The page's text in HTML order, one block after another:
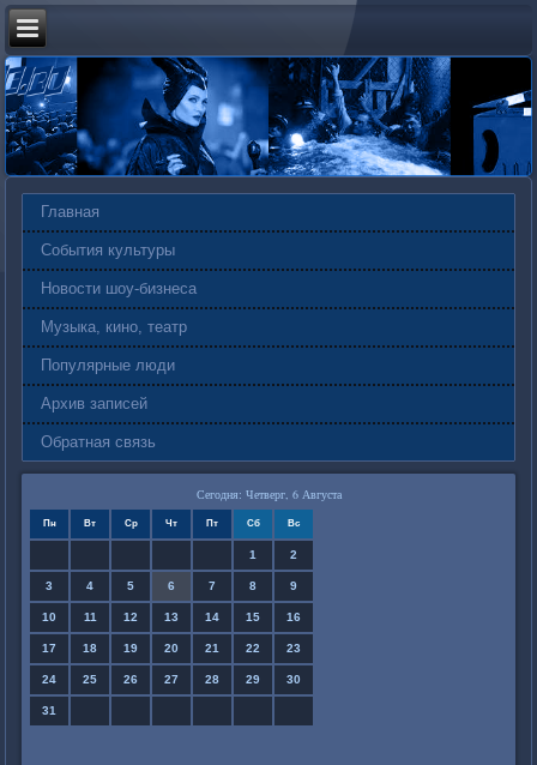
Главная
События культуры
Новости шоу-бизнеса
Музыка, кино, театр
Популярные люди
Архив записей
Обратная связь
Сегодня: Четверг, 6 Августа
Пн Вт Ср Чт Пт Сб Вс
1 2
3 4 5 6 7 8 9
10 11 12 13 14 15 16
17 18 19 20 21 22 23
24 25 26 27 28 29 30
31